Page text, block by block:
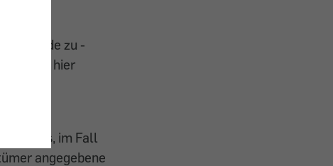
zu
sodass hier
im Fall
angegebene